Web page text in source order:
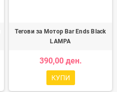
Тегови за Мотор Bar Ends Black
LAMPA
390,00 ден.
КУПИ